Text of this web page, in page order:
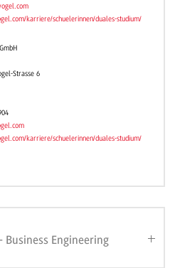
karriere/schuelerinnen/duales-studium/
Strasse 6
karriere/schuelerinnen/duales-studium/
Engineering